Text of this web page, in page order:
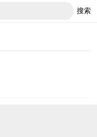
搜索